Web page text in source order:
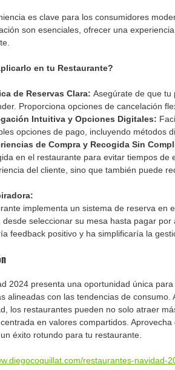
es clave para los consumidores
son esenciales, ofrecer una
en tu Restaurante?
de Reservas Clara: Asegúrate de que tu
Proporciona opciones de cancelación
Intuitiva y Opciones Digitales:
opciones de pago, incluyendo métodos
de Compra y Recogida Sin
en el restaurante para evitar tiempos
del cliente, sino que también puede
implementa un sistema de reserva en
desde seleccionar su mesa hasta pagar
feedback positivo y ha simplificaría la
2024 presenta una oportunidad única
alineadas con las tendencias de
los restaurantes pueden no solo atraer
en valores compartidos.
éxito rotundo para tu restaurante.
restaurantes-navidad-